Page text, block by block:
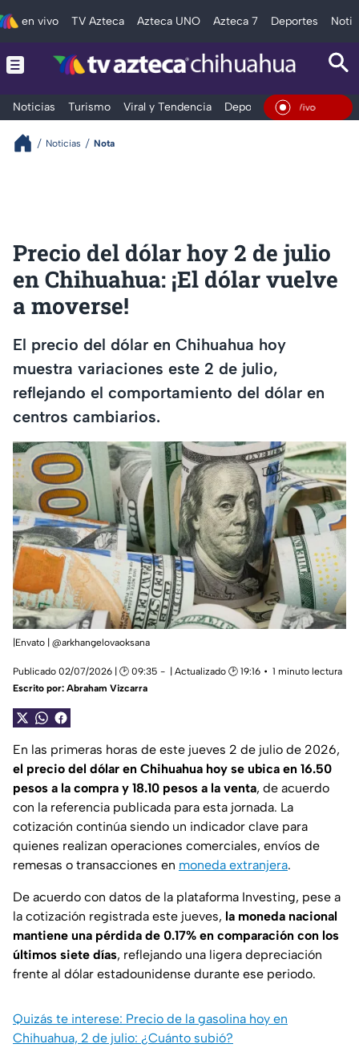
en vivo TV Azteca Azteca UNO Azteca 7 Deportes
Noticias Turismo Viral y Tendencia Deportes Espectáculos
En Vivo
Noticias Nota
Precio del dólar hoy 2 de julio
en Chihuahua: ¡El dólar vuelve
a moverse!
El precio del dólar en Chihuahua hoy
muestra variaciones este 2 de julio,
reflejando el comportamiento del dólar en
centros cambiarios.
|Envato | @arkhangelovaoksana
Publicado 02/07/2026 | 🕑 09:35 | Actualizado 🕑 19:16
1 minuto lectura
Escrito por: Abraham Vizcarra
En las primeras horas de este jueves 2 de julio de 2026,
el precio del dólar en Chihuahua hoy se ubica en 16.50
pesos a la compra y 18.10 pesos a la venta, de acuerdo
con la referencia publicada para esta jornada. La
cotización continúa siendo un indicador clave para
quienes realizan operaciones comerciales, envíos de
remesas o transacciones en moneda extranjera.
De acuerdo con datos de la plataforma Investing, pese a
la cotización registrada este jueves, la moneda nacional
mantiene una pérdida de 0.17% en comparación con los
últimos siete días, reflejando una ligera depreciación
frente al dólar estadounidense durante ese periodo.
Quizás te interese: Precio de la gasolina hoy en
Chihuahua, 2 de julio: ¿Cuánto subió?